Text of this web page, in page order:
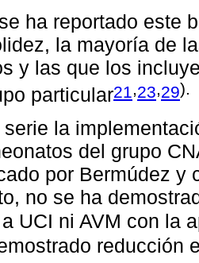
ha reportado este
la mayoría de
y las que los
particular21,23,29).
serie la
del grupo
por Bermúdez y
no se ha
UCI ni AVM con la
reducción